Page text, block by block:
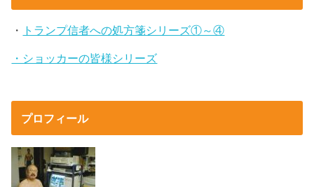
・ トランプ信者への処方箋シリーズ①～④
・ショッカーの皆様シリーズ
プロフィール